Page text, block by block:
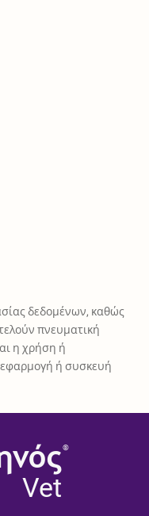
δεδομένων, καθώς
πνευματική
η χρήση ή
ή συσκευή
®
Vet